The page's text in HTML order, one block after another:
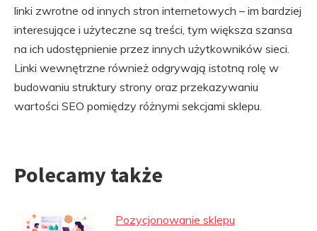
linki zwrotne od innych stron internetowych – im bardziej
interesujące i użyteczne są treści, tym większa szansa
na ich udostępnienie przez innych użytkowników sieci.
Linki wewnętrzne również odgrywają istotną rolę w
budowaniu struktury strony oraz przekazywaniu
wartości SEO pomiędzy różnymi sekcjami sklepu.
Polecamy także
Pozycjonowanie sklepu